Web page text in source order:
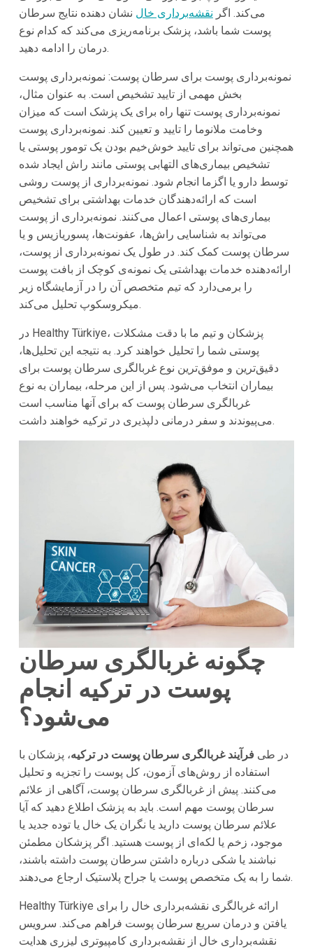
می‌کند. اگر نقشه‌برداری خال نشان دهنده نتایج سرطان
پوست شما باشد، پزشک برنامه‌ریزی می‌کند که کدام نوع
درمان را ادامه دهید.
نمونه‌برداری پوست برای سرطان پوست: نمونه‌برداری پوست
بخش مهمی از تایید تشخیص است. به عنوان مثال،
نمونه‌برداری پوست تنها راه برای یک پزشک است که میزان
وخامت ملانوما را تایید و تعیین کند. نمونه‌برداری پوست
همچنین می‌تواند برای تایید خوش‌خیم بودن یک تومور پوستی یا
تشخیص بیماری‌های التهابی پوستی مانند راش ایجاد شده
توسط دارو یا اگزما انجام شود. نمونه‌برداری از پوست روشی
است که ارائه‌دهندگان خدمات بهداشتی برای تشخیص
بیماری‌های پوستی اعمال می‌کنند. نمونه‌برداری از پوست
می‌تواند به شناسایی راش‌ها، عفونت‌ها، پسوریازیس و یا
سرطان پوست کمک کند. در طول یک نمونه‌برداری از پوست،
ارائه‌دهنده خدمات بهداشتی یک نمونه‌ی کوچک از بافت پوست
را برمی‌دارد که تیم متخصص آن را در آزمایشگاه زیر
میکروسکوپ تحلیل می‌کند.
در Healthy Türkiye، پزشکان و تیم ما با دقت مشکلات
پوستی شما را تحلیل خواهند کرد. به نتیجه این تحلیل‌ها،
دقیق‌ترین و موفق‌ترین نوع غربالگری سرطان پوست برای
بیماران انتخاب می‌شود. پس از این مرحله، بیماران به نوع
غربالگری سرطان پوست که برای آنها مناسب است
می‌پیوندند و سفر درمانی دلپذیری در ترکیه خواهند داشت.
چگونه غربالگری سرطان
پوست در ترکیه انجام
می‌شود؟
در طی فرآیند غربالگری سرطان پوست در ترکیه، پزشکان با
استفاده از روش‌های آزمون، کل پوست را تجزیه و تحلیل
می‌کنند. پیش از غربالگری سرطان پوست، آگاهی از علائم
سرطان پوست مهم است. باید به پزشک اطلاع دهید که آیا
علائم سرطان پوست دارید یا نگران یک خال یا توده جدید یا
موجود، زخم یا لکه‌ای از پوست هستید. اگر پزشکان مطمئن
نباشند یا شکی درباره داشتن سرطان پوست داشته باشند،
شما را به یک متخصص پوست یا جراح پلاستیک ارجاع می‌دهند.
Healthy Türkiye ارائه غربالگری نقشه‌برداری خال را برای
یافتن و درمان سریع سرطان پوست فراهم می‌کند. سرویس
نقشه‌برداری خال از نقشه‌برداری کامپیوتری لیزری هدایت